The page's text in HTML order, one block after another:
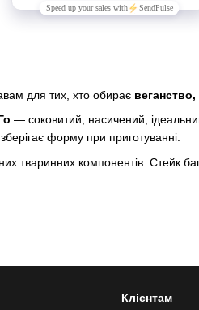
для тих, хто обирає
— соковитий, насичений,
форму при приготуванні.
тваринних компонентів. Стейк
А ще — чудовий спосіб
Клієнтам